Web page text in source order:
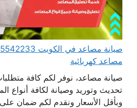
مصاعد كهربائية
صيانة مصاعد، نوفر لكم كافة
تحديث وتوريد وصيانة لكافة أنواع
وبأقل الأسعار ونقدم لكم ضمان